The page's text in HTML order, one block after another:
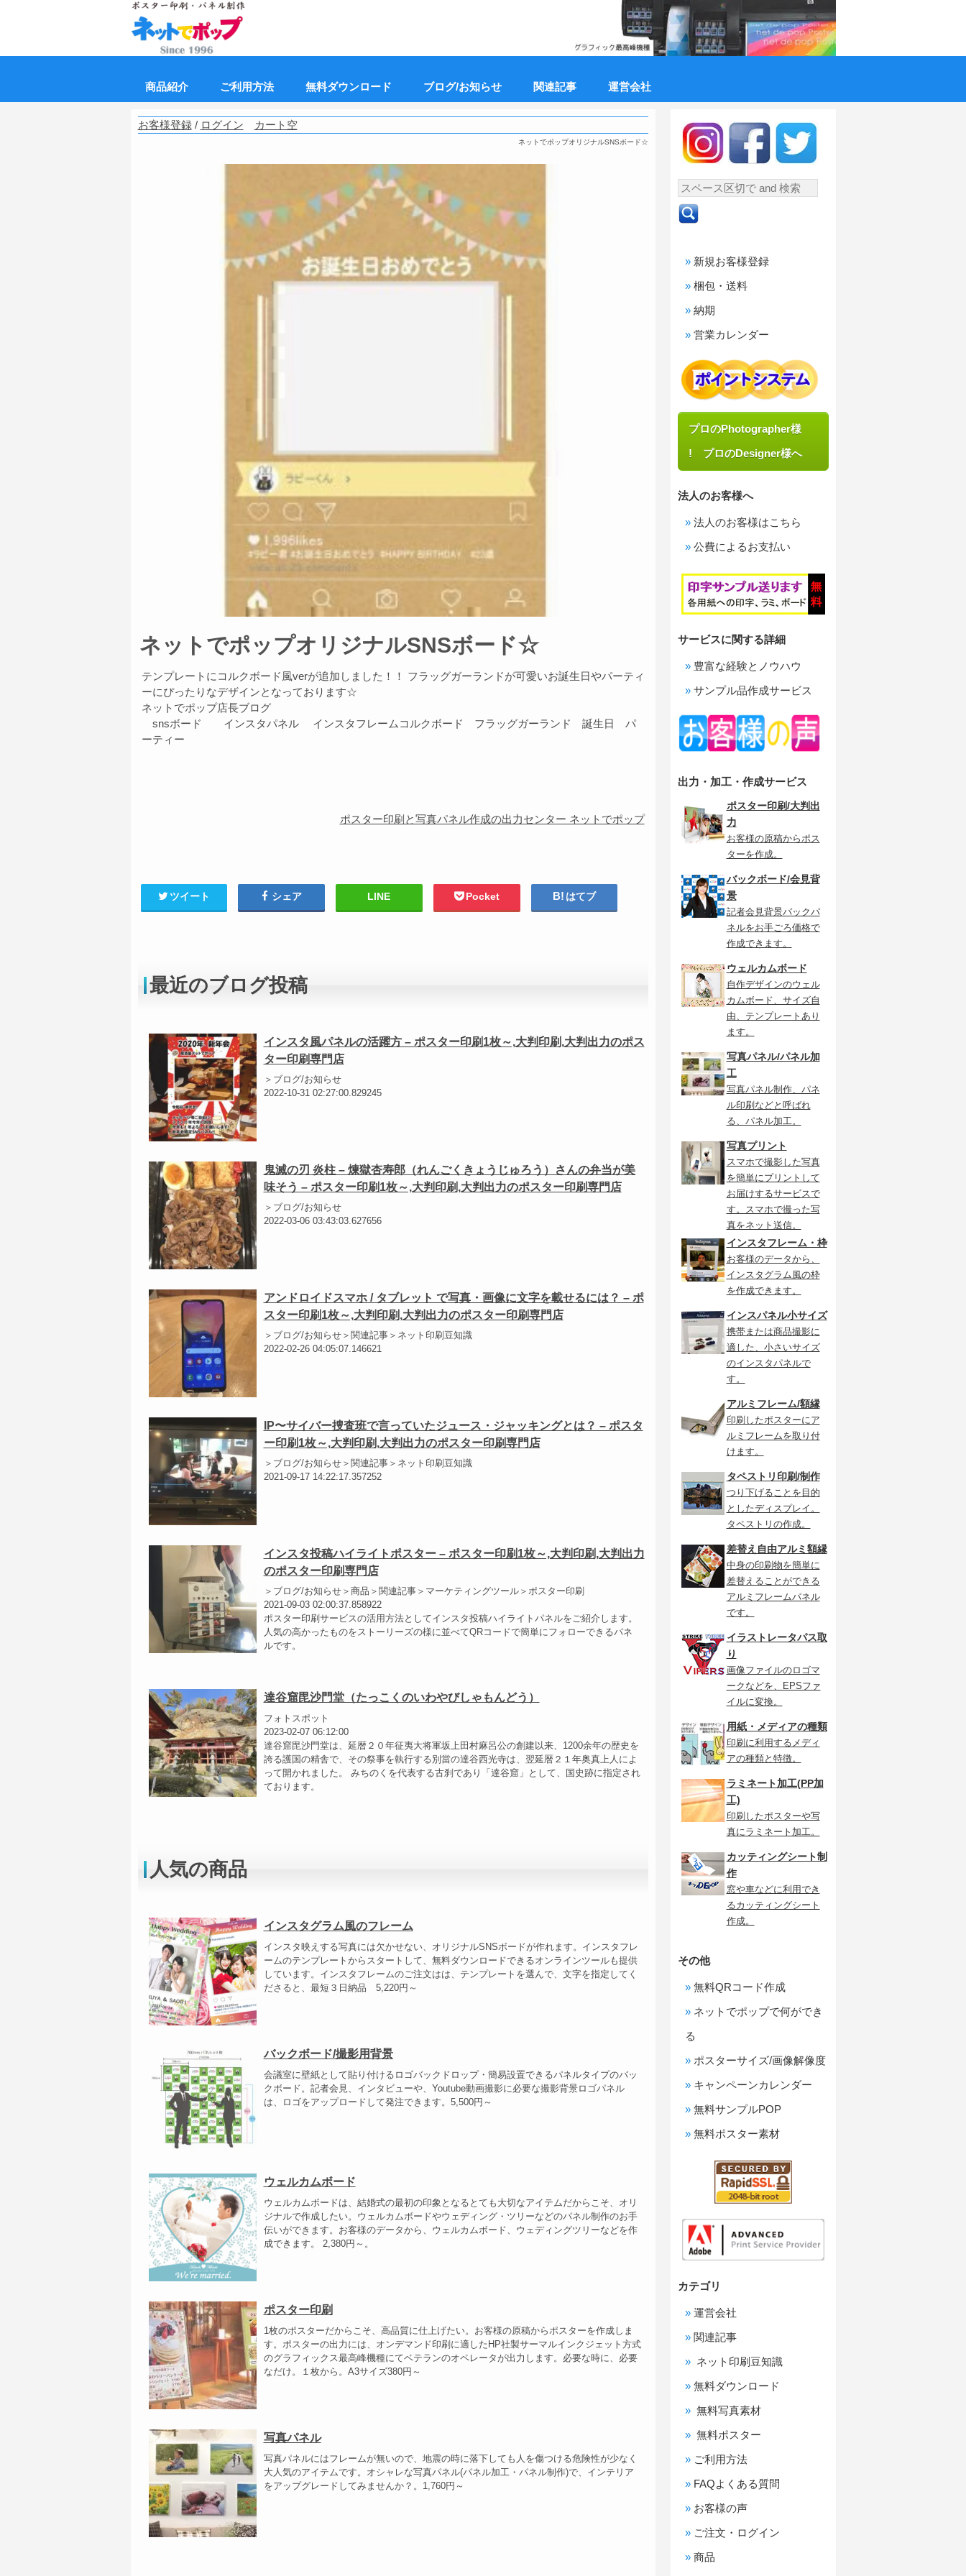
商品紹介 ご利用方法 無料ダウンロード ブログ/お知らせ 関連記事 運営会社
お客様登録/ ログイン カート空
ネットでポップオリジナルSNSボード☆
ネットでポップオリジナルSNSボード☆
テンプレートにコルクボード風verが追加しました！！ フラッグガーランドが可愛いお誕生日やパーティ
ーにぴったりなデザインとなっております☆
ネットでポップ店長ブログ
snsボード インスタパネル インスタフレームコルクボード フラッグガーランド 誕生日 パ
ーティー
ポスター印刷と写真パネル作成の出力センター ネットでポップ
ツイート シェア LINE Pocket はてブ
最近のブログ投稿
インスタ風パネルの活躍方 – ポスター印刷1枚～,大判印刷,大判出力のポス
ター印刷専門店
＞ブログ/お知らせ
2022-10-31 02:27:00.829245
鬼滅の刃 炎柱 – 煉獄杏寿郎（れんごくきょうじゅろう）さんの弁当が美
味そう – ポスター印刷1枚～,大判印刷,大判出力のポスター印刷専門店
＞ブログ/お知らせ
2022-03-06 03:43:03.627656
アンドロイドスマホ / タブレット で写真・画像に文字を載せるには？ – ポ
スター印刷1枚～,大判印刷,大判出力のポスター印刷専門店
＞ブログ/お知らせ＞関連記事＞ネット印刷豆知識
2022-02-26 04:05:07.146621
IP〜サイバー捜査班で言っていたジュース・ジャッキングとは？ – ポスタ
ー印刷1枚～,大判印刷,大判出力のポスター印刷専門店
＞ブログ/お知らせ＞関連記事＞ネット印刷豆知識
2021-09-17 14:22:17.357252
インスタ投稿ハイライトポスター – ポスター印刷1枚～,大判印刷,大判出力
のポスター印刷専門店
＞ブログ/お知らせ＞商品＞関連記事＞マーケティングツール＞ポスター印刷
2021-09-03 02:00:37.858922
ポスター印刷サービスの活用方法としてインスタ投稿ハイライトパネルをご紹介します。
人気の高かったものをストーリーズの様に並べてQRコードで簡単にフォローできるパネ
ルです。
達谷窟毘沙門堂（たっこくのいわやびしゃもんどう）
フォトスポット
2023-02-07 06:12:00
達谷窟毘沙門堂は、延暦２０年征夷大将軍坂上田村麻呂公の創建以来、1200余年の歴史を
誇る護国の精舎で、その祭事を執行する別當の達谷西光寺は、翌延暦２１年奥真上人によ
って開かれました。 みちのくを代表する古刹であり「達谷窟」として、国史跡に指定され
ております。
人気の商品
インスタグラム風のフレーム
インスタ映えする写真には欠かせない、オリジナルSNSボードが作れます。インスタフレ
ームのテンプレートからスタートして、無料ダウンロードできるオンラインツールも提供
しています。インスタフレームのご注文はは、テンプレートを選んで、文字を指定してく
ださると、最短３日納品 5,220円～
バックボード/撮影用背景
会議室に壁紙として貼り付けるロゴバックドロップ・簡易設置できるパネルタイプのバッ
クボード。記者会見、インタビューや、Youtube動画撮影に必要な撮影背景ロゴパネル
は、ロゴをアップロードして発注できます。5,500円～
ウェルカムボード
ウェルカムボードは、結婚式の最初の印象となるとても大切なアイテムだからこそ、オリ
ジナルで作成したい。ウェルカムボードやウェディング・ツリーなどのパネル制作のお手
伝いができます。お客様のデータから、ウェルカムボード、ウェディングツリーなどを作
成できます。 2,380円～。
ポスター印刷
1枚のポスターだからこそ、高品質に仕上げたい。お客様の原稿からポスターを作成しま
す。ポスターの出力には、オンデマンド印刷に適したHP社製サーマルインクジェット方式
のグラフィックス最高峰機種にてベテランのオペレータが出力します。必要な時に、必要
なだけ。１枚から。A3サイズ380円～
写真パネル
写真パネルにはフレームが無いので、地震の時に落下しても人を傷つける危険性が少なく
大人気のアイテムです。オシャレな写真パネル(パネル加工・パネル制作)で、インテリア
をアップグレードしてみませんか？。1,760円～
新規お客様登録
梱包・送料
納期
営業カレンダー
プロのPhotographer様
! プロのDesigner様へ
法人のお客様へ
法人のお客様はこちら
公費によるお支払い
サービスに関する詳細
豊富な経験とノウハウ
サンプル品作成サービス
出力・加工・作成サービス
ポスター印刷/大判出
力
お客様の原稿からポス
ターを作成。
バックボード/会見背
景
記者会見背景バックパ
ネルをお手ごろ価格で
作成できます。
ウェルカムボード
自作デザインのウェル
カムボード、サイズ自
由、テンプレートあり
ます。
写真パネル/パネル加
工
写真パネル制作、パネ
ル印刷などと呼ばれ
る、パネル加工。
写真プリント
スマホで撮影した写真
を簡単にプリントして
お届けするサービスで
す。スマホで撮った写
真をネット送信。
インスタフレーム・枠
お客様のデータから、
インスタグラム風の枠
を作成できます。
インスパネル小サイズ
携帯または商品撮影に
適した、小さいサイズ
のインスタパネルで
す。
アルミフレーム/額縁
印刷したポスターにア
ルミフレームを取り付
けます。
タペストリ印刷/制作
つり下げることを目的
としたディスプレイ。
タペストリの作成。
差替え自由アルミ額縁
中身の印刷物を簡単に
差替えることができる
アルミフレームパネル
です。
イラストレータパス取
り
画像ファイルのロゴマ
ークなどを、EPSファ
イルに変換。
用紙・メディアの種類
印刷に利用するメディ
アの種類と特徴。
ラミネート加工(PP加
工)
印刷したポスターや写
真にラミネート加工。
カッティングシート制
作
窓や車などに利用でき
るカッティングシート
作成。
その他
無料QRコード作成
ネットでポップで何ができ
る
ポスターサイズ/画像解像度
キャンペーンカレンダー
無料サンプルPOP
無料ポスター素材
カテゴリ
運営会社
関連記事
ネット印刷豆知識
無料ダウンロード
無料写真素材
無料ポスター
ご利用方法
FAQよくある質問
お客様の声
ご注文・ログイン
商品